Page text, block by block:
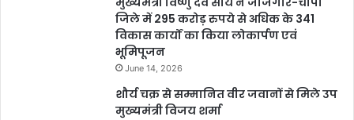
जिले में 295 करोड़ रुपये से अधिक के 341
विकास कार्यों का किया लोकार्पण एवं
भूमिपूजन
June 14, 2026
शौर्य चक्र से सम्मानित वीर जवानों से मिले उप
मुख्यमंत्री विजय शर्मा